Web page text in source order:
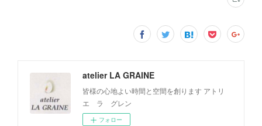
atelier LA GRAINE
皆様の心地よい時間と空間を創ります アトリ
エ ラ グレン
フォロー